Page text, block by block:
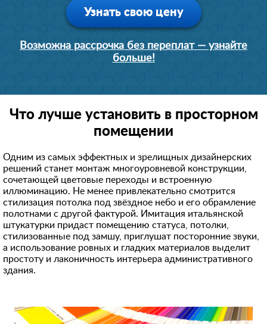
Узнать свою цену
Возможна рассрочка без переплат — узнайте
больше!
Что лучше установить в просторном
помещении
Одним из самых эффектных и зрелищных дизайнерских
решений станет монтаж многоуровневой конструкции,
сочетающей цветовые переходы и встроенную
иллюминацию. Не менее привлекательно смотрится
стилизация потолка под звёздное небо и его обрамление
полотнами с другой фактурой. Имитация итальянской
штукатурки придаст помещению статуса, потолки,
стилизованные под замшу, приглушат посторонние звуки,
а использование ровных и гладких материалов выделит
простоту и лаконичность интерьера административного
здания.